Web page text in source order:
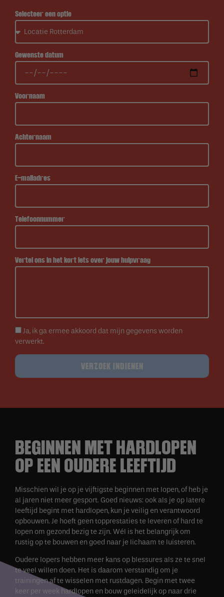
Selecteer een optie
Gewenste datum
Voornaam
Achternaam
E-mailadres
Telefoonnummer
Vertel ons in het kort iets over jouw hulpvraag
Ja, ik ga ermee akkoord dat mijn gegevens worden
verwerkt.
VERZOEK INDIENEN
BEGINNEN MET HARDLOPEN
OP EEN OUDERE LEEFTIJD
Misschien wil je op je vijftigste beginnen met lopen, of heb je
al jaren niet meer gesport. Goed nieuws: ook als je op latere
leeftijd begint met hardlopen, kun je veilig en verantwoord
opbouwen. Je hoeft geen topprestaties te leveren of hard te
lopen om gezond bezig te zijn. Wél is het belangrijk om
rustig op te bouwen en goed naar je lichaam te luisteren.
Oudere lopers hebben meer kans op blessures als ze te snel
te veel willen doen. Het is daarom verstandig om je
trainingen af te wisselen met rustdagen. Begin met twee
keer per week hardlopen en bouw geleidelijk op naar drie